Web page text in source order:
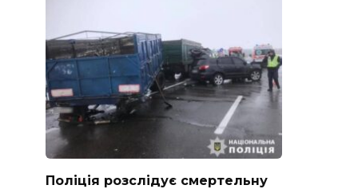
Поліція розслідує смертельну